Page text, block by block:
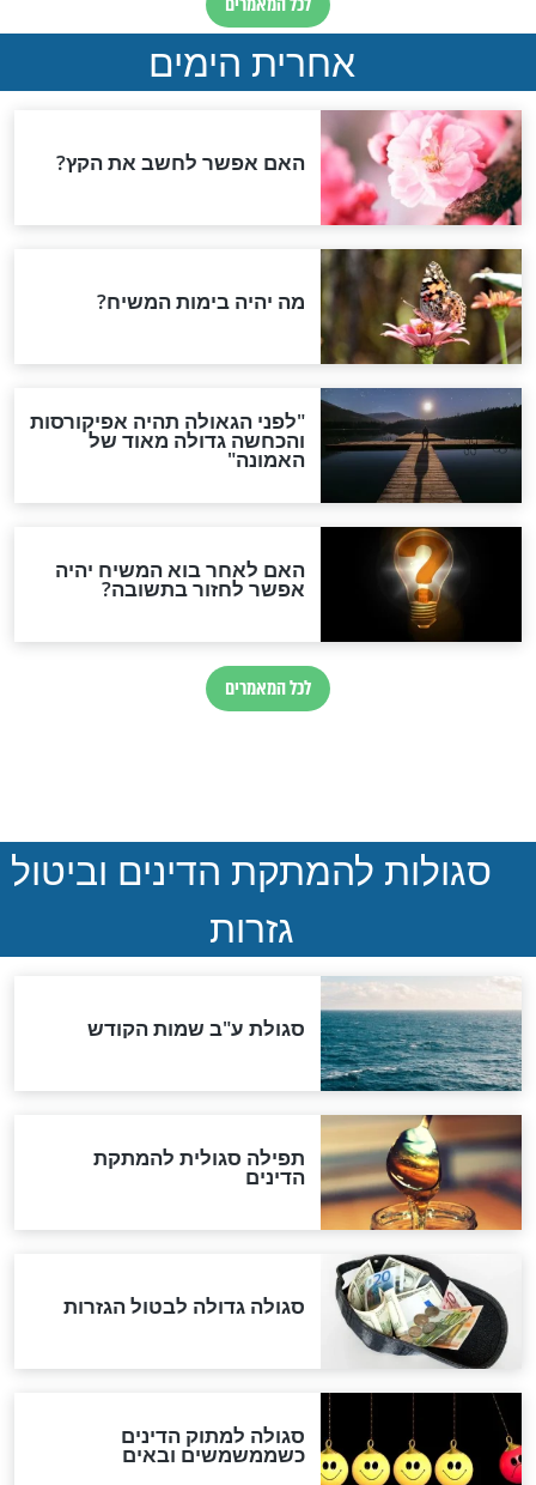
האסונות
בתמוז,
צמים עד היום?
צום י"ז בתמוז הוא חג?! הרב
ברוך רוזנזבלום בהסבר
חדשות יהדות
הותר לפרסום: לוחמי מילואים
נהרגו בדרום לבנון
ההסכם החשאי של טראמפ
ואיראן: בלי שקיפות ועם הרבה
"מודה לקב"ה על כל השנים"
לכל המאמרים
אחרית הימים
האם אפשר לחשב את הקץ?
מה יהיה בימות המשיח?